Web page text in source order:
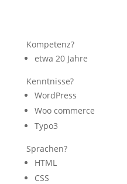
Kompetenz?
etwa 20 Jahre
Kenntnisse?
WordPress
Woo commerce
Typo3
Sprachen?
HTML
CSS